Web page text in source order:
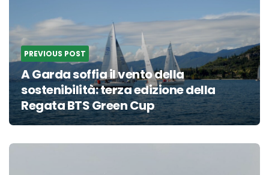
PREVIOUS POST
A Garda soffia il vento della
sostenibilità: terza edizione della
Regata BTS Green Cup